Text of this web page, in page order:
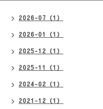
2026-07（1）
2026-01（1）
2025-12（1）
2025-11（1）
2024-02（1）
2021-12（1）